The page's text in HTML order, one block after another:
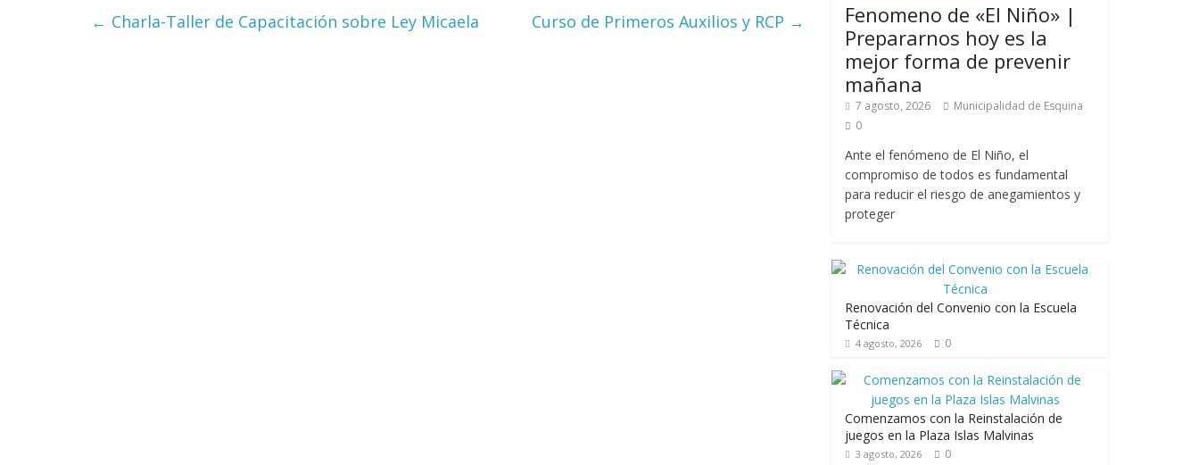
← Charla-Taller de Capacitación sobre Ley Micaela Curso de Primeros Auxilios y RCP →
Fenomeno de «El Niño» |
Prepararnos hoy es la
mejor forma de prevenir
mañana
7 agosto, 2026
Municipalidad de Esquina
0
Ante el fenómeno de El Niño, el
compromiso de todos es fundamental
para reducir el riesgo de anegamientos y
proteger
Renovación del Convenio con la Escuela
Técnica
4 agosto, 2026 0
Comenzamos con la Reinstalación de
juegos en la Plaza Islas Malvinas
3 agosto, 2026 0